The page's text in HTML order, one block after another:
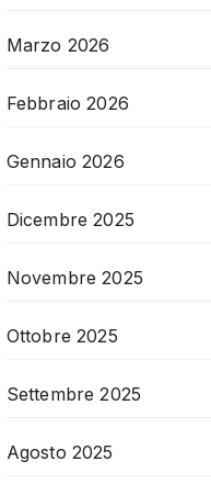
Marzo 2026
Febbraio 2026
Gennaio 2026
Dicembre 2025
Novembre 2025
Ottobre 2025
Settembre 2025
Agosto 2025